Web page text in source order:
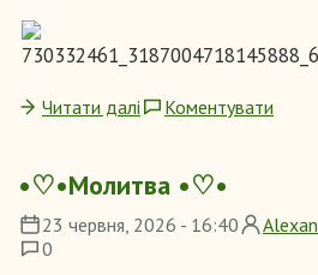
Читати далі Коментувати
•♡•Молитва •♡•
23 червня, 2026 - 16:40
0